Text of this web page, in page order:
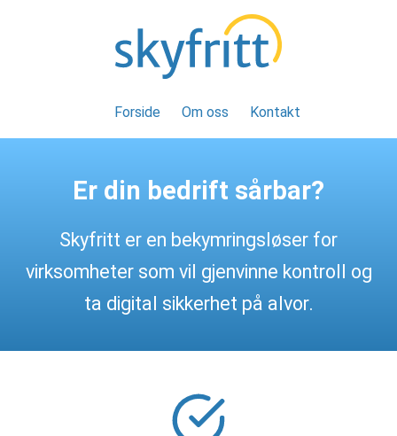
Forside Om oss Kontakt
Er din bedrift sårbar?
Skyfritt er en bekymringsløser for
virksomheter som vil gjenvinne kontroll og
ta digital sikkerhet på alvor.